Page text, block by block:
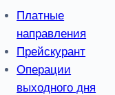
Платные
направления
Прейскурант
Операции
выходного дня